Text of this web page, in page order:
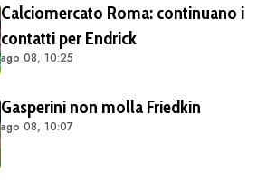
Calciomercato Roma: continuano i
contatti per Endrick
ago 08, 10:25
Gasperini non molla Friedkin
ago 08, 10:07